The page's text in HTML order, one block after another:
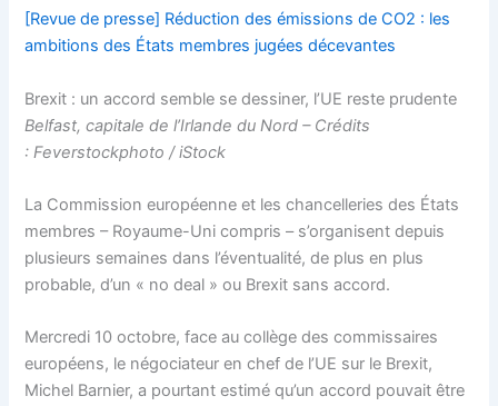
[Revue de presse] Réduction des émissions de CO2 : les
ambitions des États membres jugées décevantes
Brexit : un accord semble se dessiner, l’UE reste prudente
Belfast, capitale de l’Irlande du Nord – Crédits
: Feverstockphoto / iStock
La Commission européenne et les chancelleries des États
membres – Royaume-Uni compris – s’organisent depuis
plusieurs semaines dans l’éventualité, de plus en plus
probable, d’un « no deal » ou Brexit sans accord.
Mercredi 10 octobre, face au collège des commissaires
européens, le négociateur en chef de l’UE sur le Brexit,
Michel Barnier, a pourtant estimé qu’un accord pouvait être